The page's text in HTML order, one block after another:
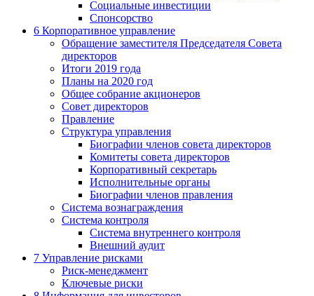
Социальные инвестиции
Спонсорство
6 Корпоративное управление
Обращение заместителя Председателя Совета
директоров
Итоги 2019 года
Планы на 2020 год
Общее собрание акционеров
Совет директоров
Правление
Структура управления
Биографии членов совета директоров
Комитеты совета директоров
Корпоративный секретарь
Исполнительные органы
Биографии членов правления
Система вознаграждения
Система контроля
Система внутреннего контроля
Внешний аудит
7 Управление рисками
Риск-менеджмент
Ключевые риски